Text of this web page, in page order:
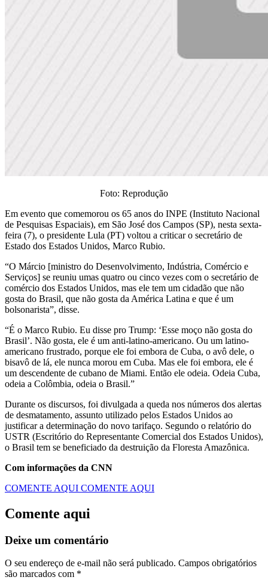
Foto: Reprodução
Em evento que comemorou os 65 anos do INPE (Instituto Nacional
de Pesquisas Espaciais), em São José dos Campos (SP), nesta sexta-
feira (7), o presidente Lula (PT) voltou a criticar o secretário de
Estado dos Estados Unidos, Marco Rubio.
“O Márcio [ministro do Desenvolvimento, Indústria, Comércio e
Serviços] se reuniu umas quatro ou cinco vezes com o secretário de
comércio dos Estados Unidos, mas ele tem um cidadão que não
gosta do Brasil, que não gosta da América Latina e que é um
bolsonarista”, disse.
“É o Marco Rubio. Eu disse pro Trump: ‘Esse moço não gosta do
Brasil’. Não gosta, ele é um anti-latino-americano. Ou um latino-
americano frustrado, porque ele foi embora de Cuba, o avô dele, o
bisavô de lá, ele nunca morou em Cuba. Mas ele foi embora, ele é
um descendente de cubano de Miami. Então ele odeia. Odeia Cuba,
odeia a Colômbia, odeia o Brasil.”
Durante os discursos, foi divulgada a queda nos números dos alertas
de desmatamento, assunto utilizado pelos Estados Unidos ao
justificar a determinação do novo tarifaço. Segundo o relatório do
USTR (Escritório do Representante Comercial dos Estados Unidos),
o Brasil tem se beneficiado da destruição da Floresta Amazônica.
Com informações da CNN
COMENTE AQUI COMENTE AQUI
Comente aqui
Deixe um comentário
O seu endereço de e-mail não será publicado. Campos obrigatórios
são marcados com *